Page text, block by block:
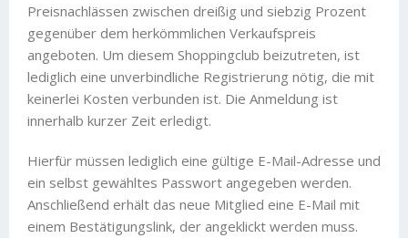
Preisnachlässen zwischen dreißig und siebzig Prozent
gegenüber dem herkömmlichen Verkaufspreis
angeboten. Um diesem Shoppingclub beizutreten, ist
lediglich eine unverbindliche Registrierung nötig, die mit
keinerlei Kosten verbunden ist. Die Anmeldung ist
innerhalb kurzer Zeit erledigt.
Hierfür müssen lediglich eine gültige E-Mail-Adresse und
ein selbst gewähltes Passwort angegeben werden.
Anschließend erhält das neue Mitglied eine E-Mail mit
einem Bestätigungslink, der angeklickt werden muss.